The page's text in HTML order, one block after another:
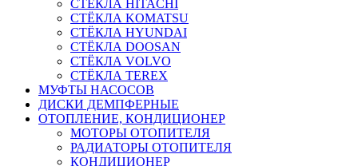
СТЁКЛА HITACHI
СТЁКЛА KOMATSU
СТЁКЛА HYUNDAI
СТЁКЛА DOOSAN
СТЁКЛА VOLVO
СТЁКЛА TEREX
МУФТЫ НАСОСОВ
ДИСКИ ДЕМПФЕРНЫЕ
ОТОПЛЕНИЕ, КОНДИЦИОНЕР
МОТОРЫ ОТОПИТЕЛЯ
РАДИАТОРЫ ОТОПИТЕЛЯ
КОНДИЦИОНЕР